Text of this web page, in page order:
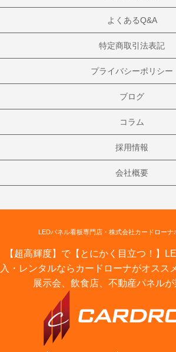
よくあるQ&A
特定商取引法表記
プライバシーポリシー
ブログ
コラム
採用情報
会社概要
LEDパネル看板専門店・株式会社カードローナ
【超高輝度】で【とにかく目立つ！】
入・レンタルならカードローナがオスス
展示会、飲食店、不動産パネルが